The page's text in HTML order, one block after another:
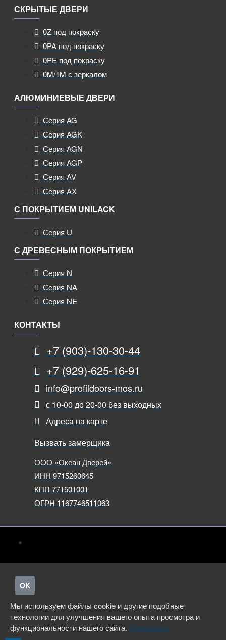
СКРЫТЫЕ ДВЕРИ
0Z под покраску
0PA под покраску
0PE под покраску
0M/1M с зеркалом
АЛЮМИНИЕВЫЕ ДВЕРИ
Серия AG
Серия AGK
Серия AGN
Серия AGP
Серия AV
Серия AX
С ПОКРЫТИЕМ UNILACK
Серия U
С ДРЕВЕСНЫМ ПОКРЫТИЕМ
Серия N
Серия NA
Серия NE
КОНТАКТЫ
+7 (903)-130-30-44
+7 (929)-625-16-91
info@profildoors-mos.ru
с 10-00 до 20-00 без выходных
Адреса на карте
Вызвать замерщика
ООО «Океан Дверей»
ИНН 9715260645
КПП 771501001
ОГРН 1167746511063
OK
Мы используем файлы cookie и другие подобные
технологии для улучшения вашего опыта просмотра и
функциональности нашего сайта. Подробнее.